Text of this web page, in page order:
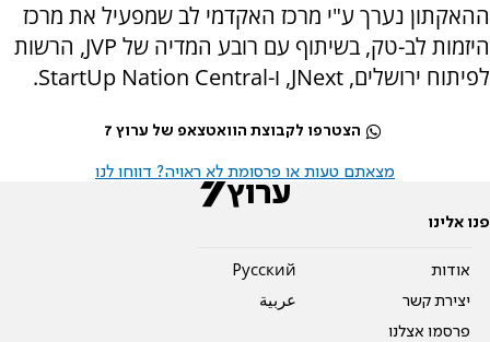
ההאקתון נערך ע"י מרכז האקדמי לב שמפעיל את מרכז
היזמות לב-טק, בשיתוף עם רובע המדיה של JVP, הרשות
לפיתוח ירושלים, JNext, ו-StartUp Nation Central.
הצטרפו לקבוצת הוואטצאפ של ערוץ 7
מצאתם טעות או פרסומת לא ראויה? דווחו לנו
פנו אלינו
אודות
יצירת קשר
פרסמו אצלנו
Pусский
عربية